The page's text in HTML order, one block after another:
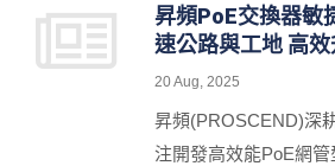
（PROSCEND）秉持
業匯聚，共創未來」
技、鐵雲科技、眾至資
Technology等跨域夥
「TEAMPROS
昇頻PoE交換器敏
速公路與工地 高
20 Aug, 2025
昇頻(PROSCEND)深
注開發高效能PoE網